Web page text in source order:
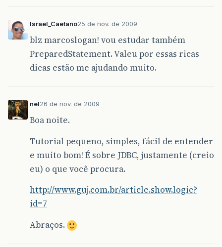
Israel_Caetano25 de nov. de 2009
blz marcoslogan! vou estudar também
PreparedStatement. Valeu por essas ricas
dicas estão me ajudando muito.
nel26 de nov. de 2009
Boa noite.
Tutorial pequeno, simples, fácil de entender
e muito bom! É sobre JDBC, justamente (creio
eu) o que você procura.
http://www.guj.com.br/article.show.logic?
id=7
Abraços.